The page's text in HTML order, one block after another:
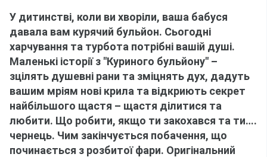
У дитинстві, коли ви хворіли, ваша бабуся
давала вам курячий бульйон. Сьогодні
харчування та турбота потрібні вашій душі.
Маленькі історії з "Куриного бульйону" –
зцілять душевні рани та зміцнять дух, дадуть
вашим мріям нові крила та відкриють секрет
найбільшого щастя – щастя ділитися та
любити. Що робити, якщо ти закохався та ти….
чернець. Чим закінчується побачення, що
починається з розбитої фари. Оригінальний